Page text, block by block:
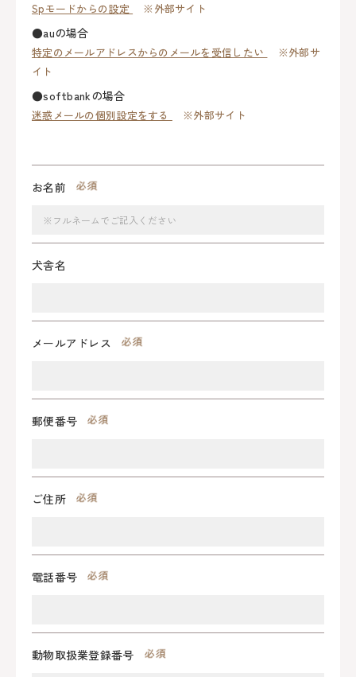
Spモードからの設定 ※外部サイト
●auの場合
特定のメールアドレスからのメールを受信したい
※外部サ
イト
●softbankの場合
迷惑メールの個別設定をする ※外部サイト
お名前
犬舎名
メールアドレス
郵便番号
ご住所
電話番号
動物取扱業登録番号